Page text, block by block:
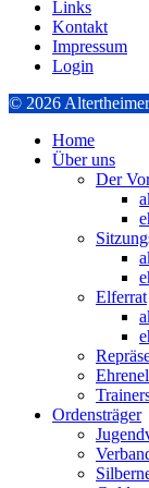
Links
Kontakt
Impressum
Login
© 2026
Home
Über uns
Der
Elferrat
Ordensträger